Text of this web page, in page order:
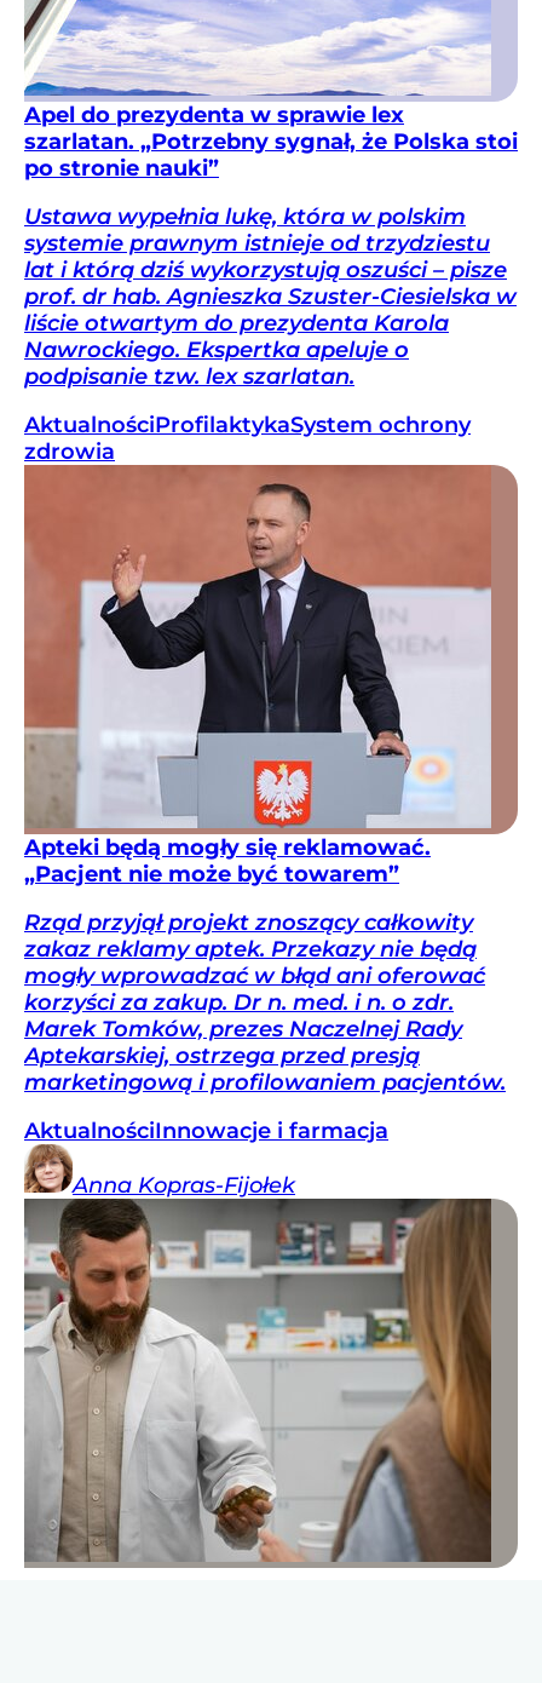
Apel do prezydenta w sprawie lex
szarlatan. „Potrzebny sygnał, że Polska stoi
po stronie nauki”
Ustawa wypełnia lukę, która w polskim
systemie prawnym istnieje od trzydziestu
lat i którą dziś wykorzystują oszuści – pisze
prof. dr hab. Agnieszka Szuster-Ciesielska w
liście otwartym do prezydenta Karola
Nawrockiego. Ekspertka apeluje o
podpisanie tzw. lex szarlatan.
AktualnościProfilaktykaSystem ochrony
zdrowia
Apteki będą mogły się reklamować.
„Pacjent nie może być towarem”
Rząd przyjął projekt znoszący całkowity
zakaz reklamy aptek. Przekazy nie będą
mogły wprowadzać w błąd ani oferować
korzyści za zakup. Dr n. med. i n. o zdr.
Marek Tomków, prezes Naczelnej Rady
Aptekarskiej, ostrzega przed presją
marketingową i profilowaniem pacjentów.
AktualnościInnowacje i farmacja
Anna Kopras-Fijołek